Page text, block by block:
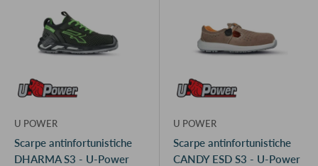
U POWER
Scarpe antinfortunistiche
DHARMA S3 - U-Power
U POWER
Scarpe antinfortunistiche
CANDY ESD S3 - U-Power